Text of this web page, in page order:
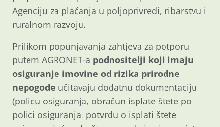
Agenciju za plaćanja u poljoprivredi, ribarstvu i
ruralnom razvoju.
Prilikom popunjavanja zahtjeva za potporu
putem AGRONET-a podnositelji koji imaju
osiguranje imovine od rizika prirodne
nepogode učitavaju dodatnu dokumentaciju
(policu osiguranja, obračun isplate štete po
polici osiguranja, potvrdu o isplati štete